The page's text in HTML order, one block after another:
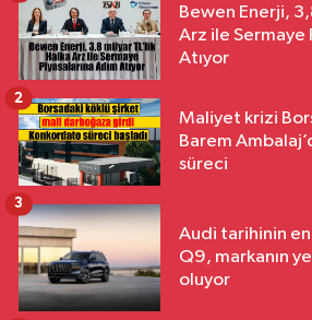
Bewen Enerji,
Arz ile Sermaye
Atıyor
Maliyet krizi
Barem
süreci
2
Audi tarihinin
Q9, markanın
oluyor
3